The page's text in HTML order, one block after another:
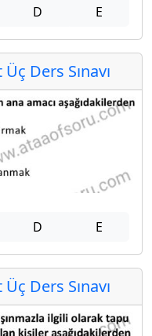
D E
Ders Sınavı
D E
Ders Sınavı